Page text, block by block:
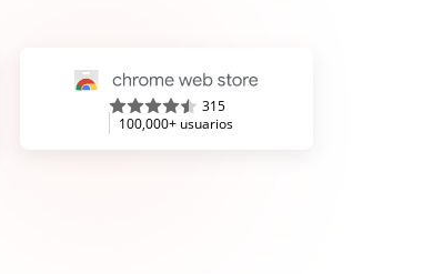
315
100,000+ usuarios